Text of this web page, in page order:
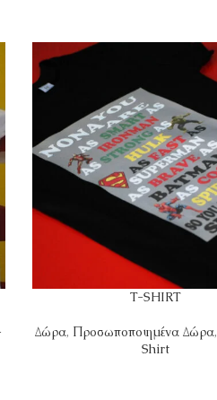
T-SHIRT
Δώρα, Προσωποποιημένα Δώρα,
Shirt